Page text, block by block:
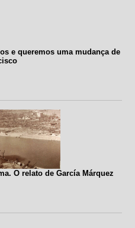
e queremos uma mudança de
O relato de García Márquez